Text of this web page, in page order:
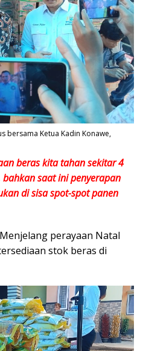
bersama Ketua Kadin Konawe,
beras kita tahan sekitar 4
saat ini penyerapan
di sisa spot-spot panen
Menjelang perayaan Natal
stok beras di